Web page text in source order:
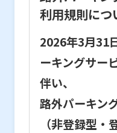
利用規則につ
2026年3月31
ーキングサー
伴い、
路外パーキン
（非登録型